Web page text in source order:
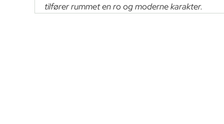
704.7
tilfører rummet en ro og moderne karakter.